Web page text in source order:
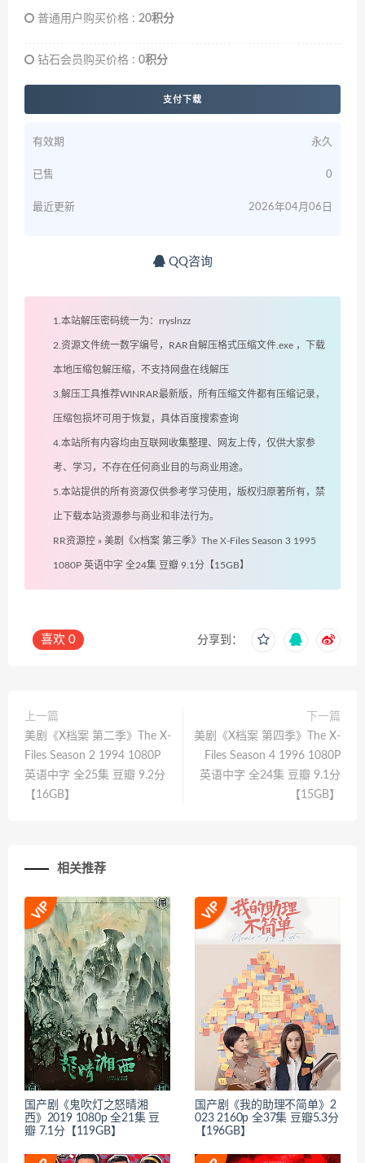
普通用户购买价格 : 20积分
钻石会员购买价格 : 0积分
支付下载
有效期 永久
已售 0
最近更新 2026年04月06日
QQ咨询
1.本站解压密码统一为：rryslnzz
2.资源文件统一数字编号，RAR自解压格式压缩文件.exe ，下载
本地压缩包解压缩，不支持网盘在线解压
3.解压工具推荐WINRAR最新版，所有压缩文件都有压缩记录，
压缩包损坏可用于恢复，具体百度搜索查询
4.本站所有内容均由互联网收集整理、网友上传，仅供大家参
考、学习，不存在任何商业目的与商业用途。
5.本站提供的所有资源仅供参考学习使用，版权归原著所有，禁
止下载本站资源参与商业和非法行为。
RR资源控 » 美剧《X档案 第三季》The X-Files Season 3 1995
1080P 英语中字 全24集 豆瓣 9.1分【15GB】
喜欢 0 分享到：
上一篇
美剧《X档案 第二季》The X-
Files Season 2 1994 1080P
英语中字 全25集 豆瓣 9.2分
【16GB】
下一篇
美剧《X档案 第四季》The X-
Files Season 4 1996 1080P
英语中字 全24集 豆瓣 9.1分
【15GB】
相关推荐
国产剧《鬼吹灯之怒晴湘
西》2019 1080p 全21集 豆
瓣 7.1分【119GB】
国产剧《我的助理不简单》2
023 2160p 全37集 豆瓣5.3分
【196GB】